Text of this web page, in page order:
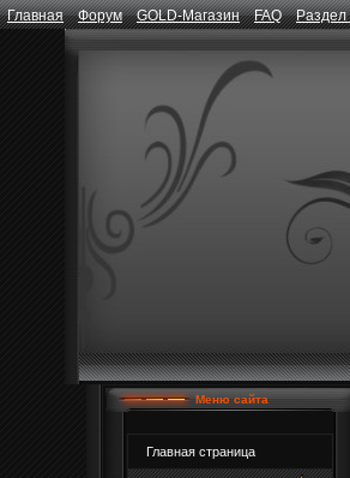
Главная Форум GOLD-Магазин FAQ Раздел
Меню сайта
Главная страница